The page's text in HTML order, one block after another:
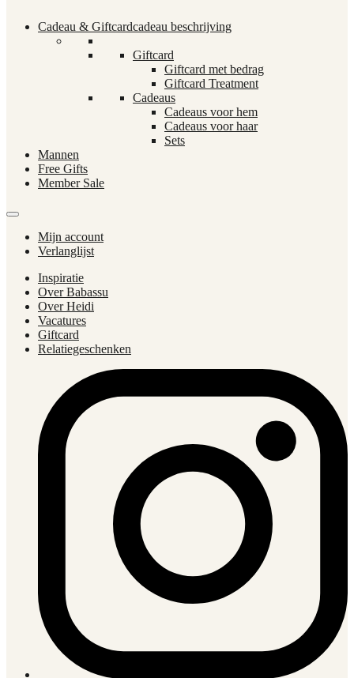
Cadeau & Giftcardcadeau beschrijving
Giftcard
Giftcard met bedrag
Giftcard Treatment
Cadeaus
Cadeaus voor hem
Cadeaus voor haar
Sets
Mannen
Free Gifts
Member Sale
Mijn account
Verlanglijst
Inspiratie
Over Babassu
Over Heidi
Vacatures
Giftcard
Relatiegeschenken